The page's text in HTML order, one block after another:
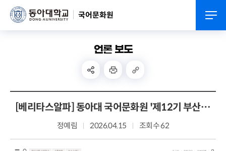
국어문화원
언론 보도
[베리타스알파] 동아대 국어문화원 '제12기 부산 우리말 가꿈이 여는 마당' 개최
정예림 2026.04.15 조회수 62